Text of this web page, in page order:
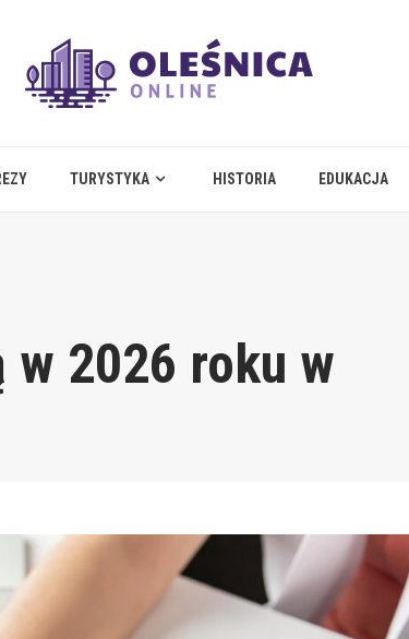
TURYSTYKA HISTORIA EDUKACJA
w 2026 roku w